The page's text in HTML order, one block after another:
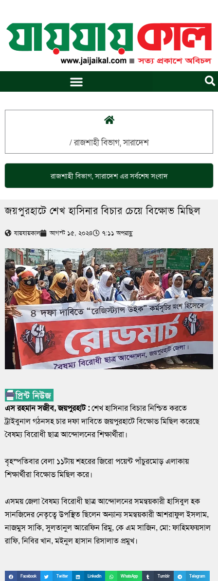
content
/রাজশাহী বিভাগ,সারাদেশ
রাজশাহী বিভাগ,সারাদেশএর সর্বশেষ সংবাদ
জয়পুরহাটে শেখ হাসিনার বিচার চেয়ে বিক্ষোভ মিছিল
যায়যায়কাল আগস্ট ১৫, ২০২৪ ৭:১১ অপরাহ্ণ
এস রহমান সজীব, জয়পুরহাট :শেখ হাসিনার বিচার নিশ্চিত করতে
ট্রাইবুনাল গঠনসহ চার দফা দাবিতে জয়পুরহাটে বিক্ষোভ মিছিল করেছে
বৈষম্য বিরোধী ছাত্র আন্দোলনের শিক্ষার্থীরা।
বৃহস্পতিবার বেলা ১১টায় শহরের জিরো পয়েন্ট পাঁচুরমোড় এলাকায়
শিক্ষার্থীরা বিক্ষোভ মিছিল করে।
এসময় জেলা বৈষম্য বিরোধী ছাত্র আন্দোলনের সমন্বয়কারী হাসিবুল হক
সানজিদের নেতৃত্বে উপস্থিত ছিলেন অন্যান্য সমন্বয়কারী আশরাফুল ইসলাম,
নাজমুস সাকি, সুলতানুল আরেফিন রিমু, কে এম সাজিন, মো: ফাহিমফয়সাল
রাফি, নিবির খান, মইনুল হাসান রিসালাত প্রমুখ।
Facebook Twitter LinkedIn WhatsApp Tumblr Telegram